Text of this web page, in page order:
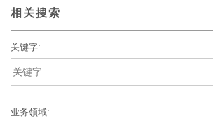
相关搜索
关键字:
业务领域: